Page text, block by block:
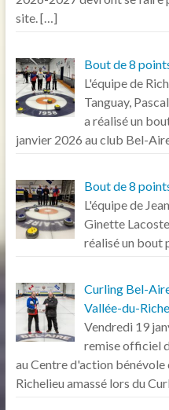
site. […]
Bout de 8
L'équipe de
Tanguay,
a réalisé un
janvier 2026 au club Bel-
Bout de 8
L'équipe de
Ginette
réalisé un bout
Curling Bel-
Vallée-du-
Vendredi 19
remise officiel
au Centre d'action bénévole
Richelieu amassé lors du